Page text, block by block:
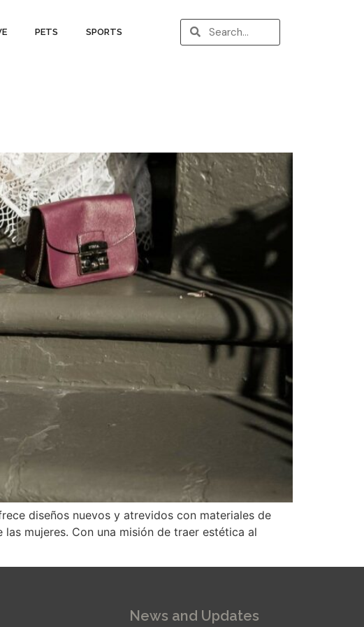
PETS SPORTS
diseños nuevos y atrevidos con materiales de
mujeres. Con una misión de traer estética al
News and Updates